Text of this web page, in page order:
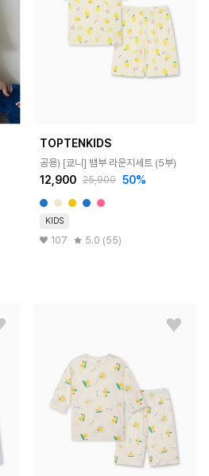
TOPTENKIDS
공용) [쿄니] 뱀부 라운지세트 (5부)
12,900 25,900 50%
KIDS
107 5.0 (55)